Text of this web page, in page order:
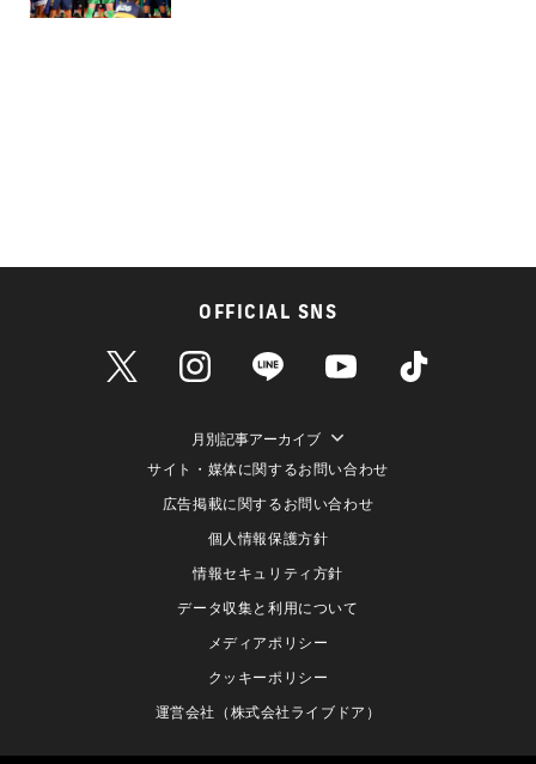
OFFICIAL SNS
月別記事アーカイブ
サイト・媒体に関するお問い合わせ
広告掲載に関するお問い合わせ
個人情報保護方針
情報セキュリティ方針
データ収集と利用について
メディアポリシー
クッキーポリシー
運営会社（株式会社ライブドア）